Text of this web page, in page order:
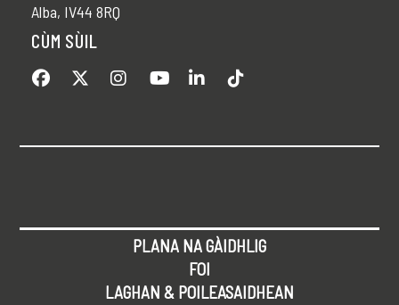
Alba, IV44 8RQ
CÙM SÙIL
PLANA NA GÀIDHLIG
FOI
LAGHAN & POILEASAIDHEAN